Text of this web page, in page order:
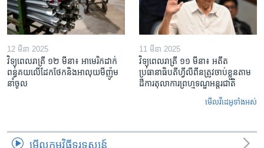
12 មីនា 2025
វិទ្យុពេលរាត្រី ១២ មីនា៖ អាមេរិក​ដាក់​
ពន្ធគយ​លើ​ដែកថែក​និង​អាលុយ​មីញ៉ូម​
នាំចូល
11 មីនា 2025
វិទ្យុពេលរាត្រី ១១ មីនា៖ អតីត​
ប្រធានាធិបតីហ្វីលីពីន​ត្រូវ​ចាប់ខ្លួនតាម
ដីការ​តុលាការ​ព្រហ្មទណ្ឌ​អន្តរជាតិ
មើល​វីដេអូ​ទាំង​អស់
មើល​កម្មវិធី​ទូរទស្សន៍